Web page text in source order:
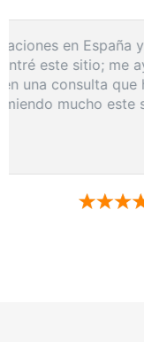
El proceso
sencillo. La
de gran
posibles
medidas para
me indicó los